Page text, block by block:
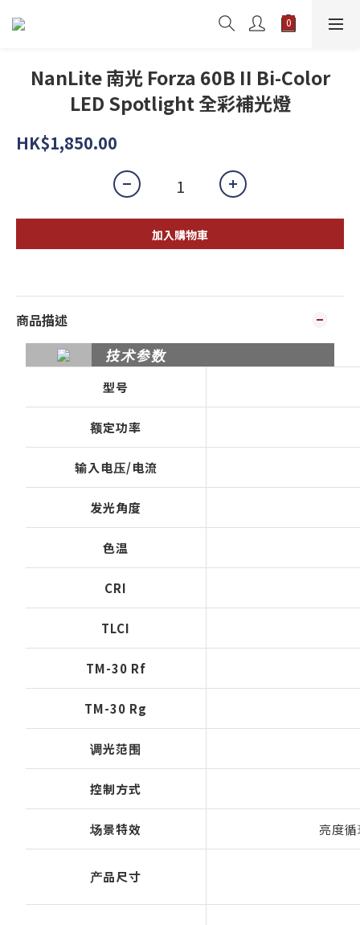
NanLite 南光 Forza 60B II Bi-Color
LED Spotlight 全彩補光燈
HK$1,850.00
加入購物車
商品描述
技术参数
型号
额定功率
输入电压/电流
发光角度
色温
CRI
TLCI
TM-30 Rf
TM-30 Rg
调光范围
控制方式
场景特效 亮度
产品尺寸